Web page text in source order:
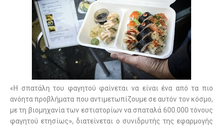
«Η σπατάλη του φαγητού φαίνεται να είναι ένα από τα πιο
ανόητα προβλήματα που αντιμετωπίζουμε σε αυτόν τον κόσμο,
με τη βιομηχανία των εστιατορίων να σπαταλά 600.000 τόνους
φαγητού ετησίως», διατείνεται ο συνιδρυτής της εφαρμογής